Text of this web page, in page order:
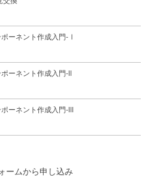
ーネント作成入門-Ⅰ
ーネント作成入門-II
ーネント作成入門-III
ームから申し込み